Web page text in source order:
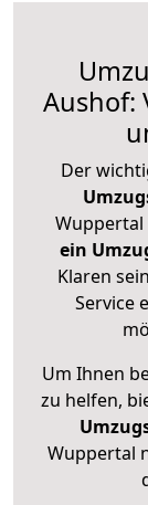
Aushof:
Der
Wuppertal
ein
Klaren
Service
Um Ihnen
zu helfen,
Wuppertal